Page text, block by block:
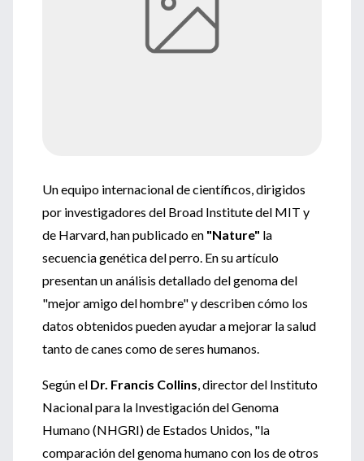
Un equipo internacional de científicos, dirigidos
por investigadores del Broad Institute del MIT y
de Harvard, han publicado en "Nature" la
secuencia genética del perro. En su artículo
presentan un análisis detallado del genoma del
"mejor amigo del hombre" y describen cómo los
datos obtenidos pueden ayudar a mejorar la salud
tanto de canes como de seres humanos.
Según el Dr. Francis Collins, director del Instituto
Nacional para la Investigación del Genoma
Humano (NHGRI) de Estados Unidos, "la
comparación del genoma humano con los de otros